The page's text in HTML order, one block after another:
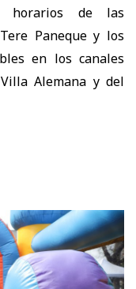
horarios de las
Paneque y los
en los canales
Alemana y del